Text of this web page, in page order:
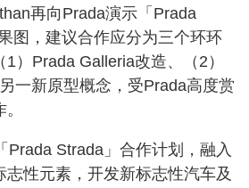
再向Prada演示「Prada
图，建议合作应分为三个环环
）Prada Galleria改造、（2）
一新原型概念，受Prada高度赏
Prada Strada」合作计划，融入
志性元素，开发新标志性汽车及